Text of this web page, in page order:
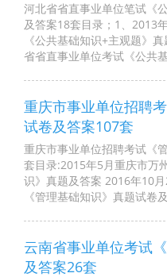
河北省省直事业单位笔试《
及答案18套目录；1、2013
《公共基础知识+主观题》
省省直事业单位考试《公共
重庆市事业单位招聘
试卷及答案107套
重庆市事业单位招聘考试《
套目录:2015年5月重庆市万
识》真题及答案 2016年10
《管理基础知识》真题试卷
云南省事业单位考试
及答案26套